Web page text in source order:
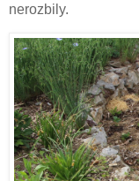
nerozbily.